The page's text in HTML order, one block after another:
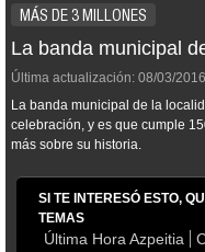
MÁS DE 3 MILLONES
La banda municipal
Última actualización: 08/03/2016
La banda municipal de la
celebración, y es que cumple
más sobre su historia.
SI TE INTERESÓ ESTO,
TEMAS
Última Hora Azpeitia